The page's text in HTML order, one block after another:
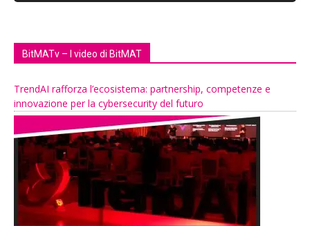
BitMATv – I video di BitMAT
TrendAI rafforza l’ecosistema: partnership, competenze e
innovazione per la cybersecurity del futuro